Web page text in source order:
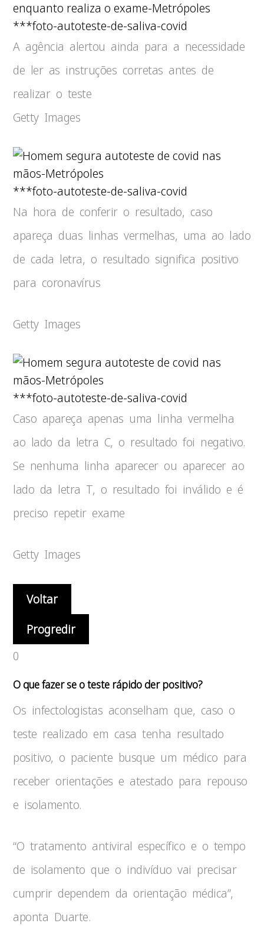
***foto-autoteste-de-saliva-covid
A agência alertou ainda para a necessidade
de ler as instruções corretas antes de
realizar o teste
Getty Images
***foto-autoteste-de-saliva-covid
Na hora de conferir o resultado, caso
apareça duas linhas vermelhas, uma ao lado
de cada letra, o resultado significa positivo
para coronavírus
Getty Images
***foto-autoteste-de-saliva-covid
Caso apareça apenas uma linha vermelha
ao lado da letra C, o resultado foi negativo.
Se nenhuma linha aparecer ou aparecer ao
lado da letra T, o resultado foi inválido e é
preciso repetir exame
Getty Images
Voltar
Progredir
0
O que fazer se o teste rápido der positivo?
Os infectologistas aconselham que, caso o
teste realizado em casa tenha resultado
positivo, o paciente busque um médico para
receber orientações e atestado para repouso
e isolamento.
“O tratamento antiviral específico e o tempo
de isolamento que o indivíduo vai precisar
cumprir dependem da orientação médica”,
aponta Duarte.